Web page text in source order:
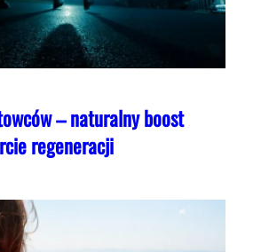
– naturalny boost
regeneracji